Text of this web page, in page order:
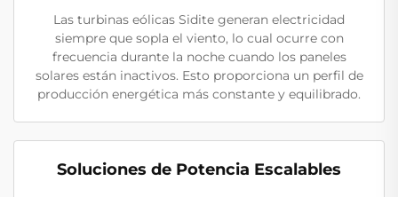
Las turbinas eólicas Sidite generan electricidad
siempre que sopla el viento, lo cual ocurre con
frecuencia durante la noche cuando los paneles
solares están inactivos. Esto proporciona un perfil de
producción energética más constante y equilibrado.
Soluciones de Potencia Escalables